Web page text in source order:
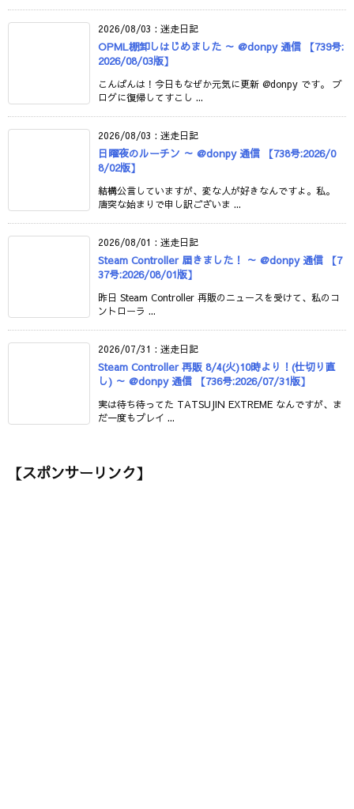
2026/08/03 : 迷走日記
OPML棚卸しはじめました ～ @donpy 通信 【739号:
2026/08/03版】
こんばんは！今日もなぜか元気に更新 @donpy です。 ブ
ログに復帰してすこし ...
2026/08/03 : 迷走日記
日曜夜のルーチン ～ @donpy 通信 【738号:2026/0
8/02版】
結構公言していますが、変な人が好きなんですよ。私。
唐突な始まりで申し訳ございま ...
2026/08/01 : 迷走日記
Steam Controller 届きました！ ～ @donpy 通信 【7
37号:2026/08/01版】
昨日 Steam Controller 再販のニュースを受けて、私のコ
ントローラ ...
2026/07/31 : 迷走日記
Steam Controller 再販 8/4(火)10時より！(仕切り直
し) ～ @donpy 通信 【736号:2026/07/31版】
実は待ち待ってた TATSUJIN EXTREME なんですが、ま
だ一度もプレイ ...
【スポンサーリンク】